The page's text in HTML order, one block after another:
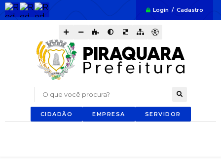
Login / Cadastro
O que você procura?
CIDADÃO EMPRESA SERVIDOR